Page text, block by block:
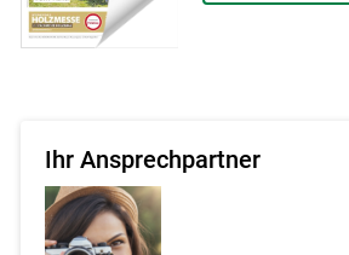
Ihr Ansprechpartner